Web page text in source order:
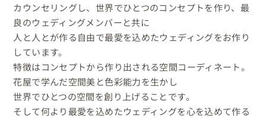
カウンセリングし、世界でひとつのコンセプトを作り、最
良のウェディングメンバーと共に
人と人とが作る自由で最愛を込めたウェディングをお作り
しています。
特徴はコンセプトから作り出される空間コーディネート。
花屋で学んだ空間美と色彩能力を生かし
世界でひとつの空間を創り上げることです。
そして何より最愛を込めたウェディングを心を込めて作る